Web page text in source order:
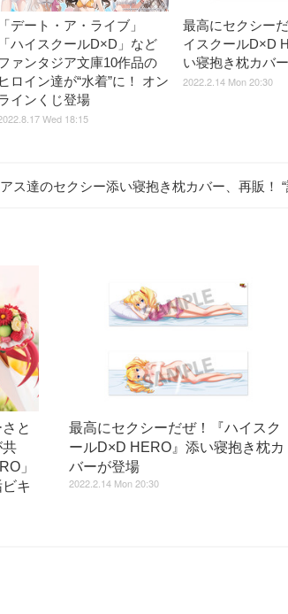
「デート・ア・ライブ」
「ハイスクールD×D」など
ァンタジア文庫10作品の
ヒロイン達が“水着”に！ オン
インくじ登場
Wed 18:15
最高にセクシー
イスクールD×D
い寝抱き枕カバ
2022.2.14 Mon 20:30
ス達のセクシー添い寝抱き枕カバー、再販！
と
共
」
キ
最高にセクシーだぜ！『ハイスク
ールD×D HERO』添い寝抱き枕カ
バーが登場
2022.2.14 Mon 20:30